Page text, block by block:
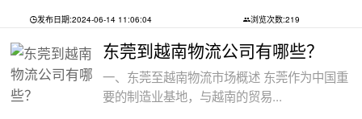
发布日期:2024-06-14 11:06:04 浏览次数:219
东莞到越南物流公司有哪些？
一、东莞至越南物流市场概述 东莞作为中国重
要的制造业基地，与越南的贸易...